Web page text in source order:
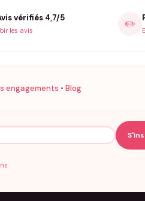
vérifiés 4,7/5
les avis ✏️
engagements • Blog